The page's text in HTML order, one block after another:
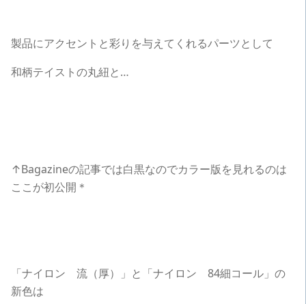
製品にアクセントと彩りを与えてくれるパーツとして
和柄テイストの丸紐と…
↑Bagazineの記事では白黒なのでカラー版を見れるのは
ここが初公開＊
「ナイロン 流（厚）」と「ナイロン 84細コール」の
新色は